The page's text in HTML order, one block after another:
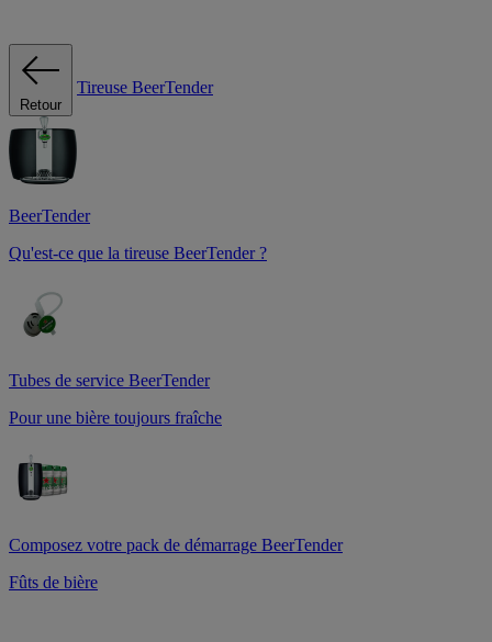
Retour
Tireuse BeerTender
BeerTender
Qu'est-ce que la tireuse BeerTender ?
Tubes de service BeerTender
Pour une bière toujours fraîche
Composez votre pack de démarrage BeerTender
Fûts de bière